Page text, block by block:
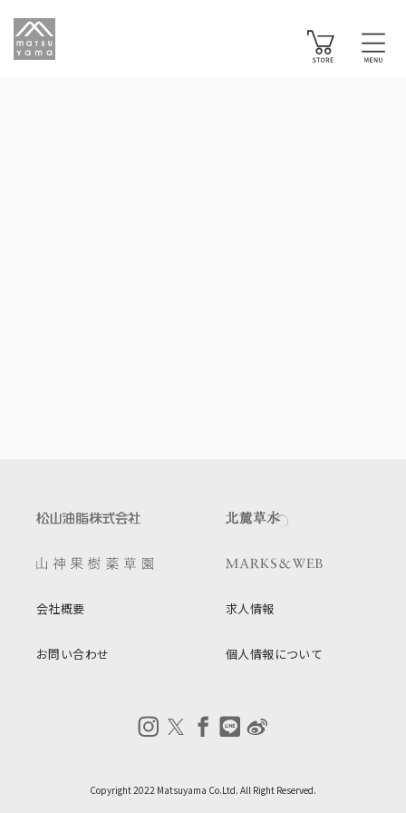
会社概要 求人情報
お問い合わせ 個人情報について
Copyright 2022 Matsuyama Co.Ltd. All Right Reserved.